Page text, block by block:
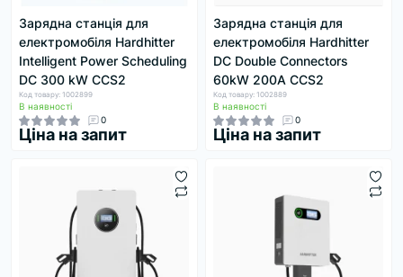
Зарядна станція для
електромобіля Hardhitter
Intelligent Power Scheduling
DC 300 kW CCS2
Код товару: 1002899
В наявності
0
Ціна на запит
Зарядна станція для
електромобіля Hardhitter
DC Double Connectors
60kW 200А CCS2
Код товару: 1002889
В наявності
0
Ціна на запит